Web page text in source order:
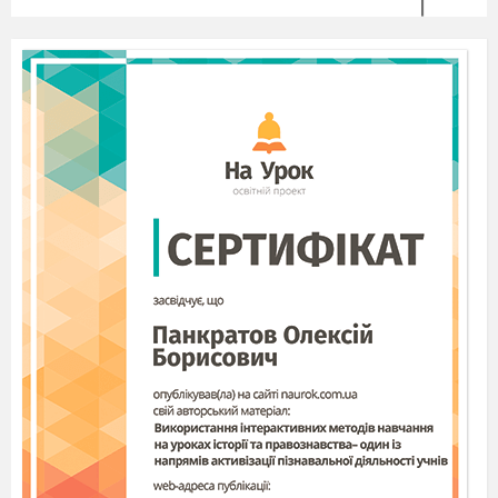
долаючи економічні й соціальні виклики». Саме такою
організаторів проекту «Цінності нової України» (2015
полягав у визначенні найважливіших
що консолідують Україну та мотивують її рухатися
суспільної ініціативи було залучено експертів-
з різних галузей: соціологів, психологів, лідерів думок
питань ідентичності.
Свобода
Україна має бути територією свободи. Ми йдемо
самоорганізації, десакралізації влади, сервісної
створення правил, які будуть прийняті серед
ставку на культуру порозуміння. Просто примуси та
підходять. Закони повинні бути справедливими в
кого вони стосуються. Свобода означає
має взяти відповідальність за своє життя, свою
оточення. Де усвідомлена відповідальність, там і
Основою нашого буття має стати повага до себе і